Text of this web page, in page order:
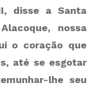
disse a Santa
nossa
o coração que
até se esgotar
lhe seu